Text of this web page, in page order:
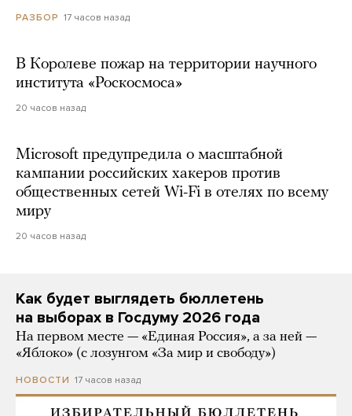
РАЗБОР 17 часов назад
В Королеве пожар на территории научного
института «Роскосмоса»
20 часов назад
Microsoft предупредила о масштабной
кампании российских хакеров против
общественных сетей Wi-Fi в отелях по всему
миру
20 часов назад
Как будет выглядеть бюллетень
на выборах в Госдуму 2026 года
На первом месте — «Единая Россия», а за ней —
«Яблоко» (с лозунгом «За мир и свободу»)
НОВОСТИ 17 часов назад